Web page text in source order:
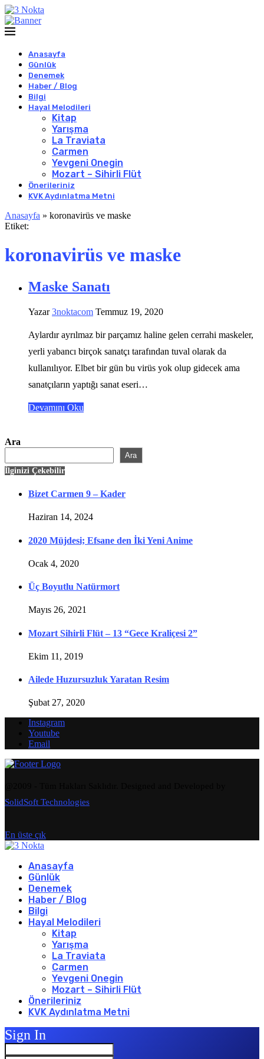
Anasayfa
Günlük
Denemek
Haber / Blog
Bilgi
Hayal Melodileri
Kitap
Yarışma
La Traviata
Carmen
Yevgeni Onegin
Mozart – Sihirli Flüt
Önerileriniz
KVK Aydınlatma Metni
Anasayfa » koronavirüs ve maske
Etiket:
koronavirüs ve maske
Maske Sanatı
Yazar3noktacom Temmuz 19, 2020
Aylardır ayrılmaz bir parçamız haline gelen cerrahi maskeler,
yerli yabancı birçok sanatçı tarafından tuval olarak da
kullanılıyor. Elbet bir gün bu virüs yok olup gidecek ama
sanatçıların yaptığı sanat eseri…
Devamını Oku
Ara
Ara
İlginizi Çekebilir
Bizet Carmen 9 – Kader
Haziran 14, 2024
2020 Müjdesi; Efsane den İki Yeni Anime
Ocak 4, 2020
Üç Boyutlu Natürmort
Mayıs 26, 2021
Mozart Sihirli Flüt – 13 “Gece Kraliçesi 2”
Ekim 11, 2019
Ailede Huzursuzluk Yaratan Resim
Şubat 27, 2020
Instagram
Youtube
Email
SolidSoft Technologies
En üste çık
Anasayfa
Günlük
Denemek
Haber / Blog
Bilgi
Hayal Melodileri
Kitap
Yarışma
La Traviata
Carmen
Yevgeni Onegin
Mozart – Sihirli Flüt
Önerileriniz
KVK Aydınlatma Metni
Sign In